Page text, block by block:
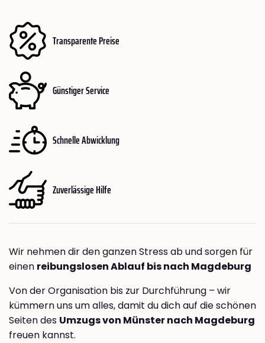
Transparente Preise
Günstiger Service
Schnelle Abwicklung
Zuverlässige Hilfe
Wir nehmen dir den ganzen Stress ab und sorgen für
einen reibungslosen Ablauf bis nach Magdeburg
Von der Organisation bis zur Durchführung – wir
kümmern uns um alles, damit du dich auf die schönen
Seiten des Umzugs von Münster nach Magdeburg
freuen kannst.